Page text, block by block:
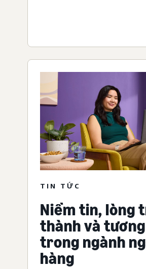
TIN TỨC
Niềm tin, lòng
thành và
trong ngành
hàng